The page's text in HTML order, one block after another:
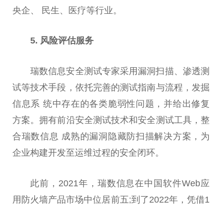
央企、 民生、医疗等行业。
5. 风险评估服务
瑞数信息安全测试专家采用漏洞扫描、渗透测
试等技术手段，依托完善的测试指南与流程，发掘
信息系 统中存在的各类脆弱性问题，并给出修复
方案。拥有前沿安全测试技术和安全测试工具，整
合瑞数信息 成熟的漏洞隐藏防扫描解决方案，为
企业构建开发至运维过程的安全闭环。
此前，2021年，瑞数信息在中国软件Web应
用防火墙产品市场中位居前五;到了2022年，凭借1